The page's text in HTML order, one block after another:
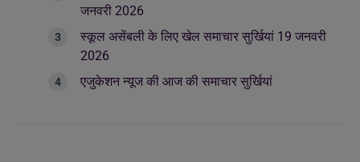
जनवरी 2026
स्कूल असेंबली के लिए खेल समाचार सुर्खियां 19 जनवरी
2026
एजुकेशन न्यूज की आज की समाचार सुर्खियां